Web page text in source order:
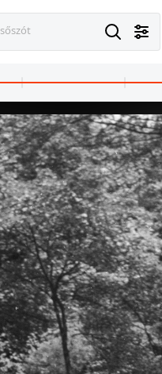
III.
a felvétel a Cséplő Gyuri című film forgatásakor készült.